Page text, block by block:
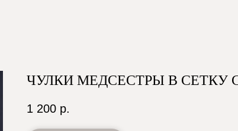
ЧУЛКИ МЕДСЕСТРЫ В СЕТКУ
1 200 р.